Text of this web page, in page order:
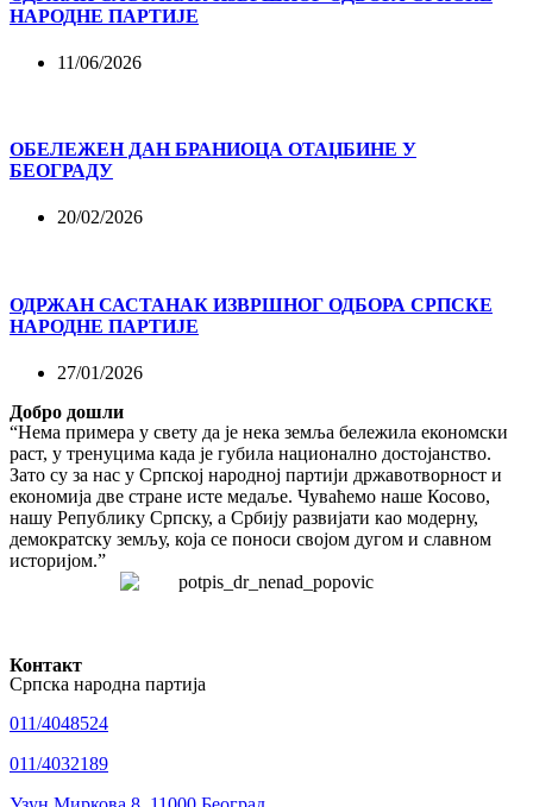
НАРОДНЕ ПАРТИЈЕ
11/06/2026
ОБЕЛЕЖЕН ДАН БРАНИОЦА ОТАЏБИНЕ У
БЕОГРАДУ
20/02/2026
ОДРЖАН САСТАНАК ИЗВРШНОГ ОДБОРА СРПСКЕ
НАРОДНЕ ПАРТИЈЕ
27/01/2026
Добро дошли
“Нема примера у свету да је нека земља бележила економски
раст, у тренуцима када је губила национално достојанство.
Зато су за нас у Српској народној партији државотворност и
економија две стране исте медаље. Чуваћемо наше Косово,
нашу Републику Српску, а Србију развијати као модерну,
демократску земљу, која се поноси својом дугом и славном
историјом.”
Контакт
Српска народна партија
011/4048524
011/4032189